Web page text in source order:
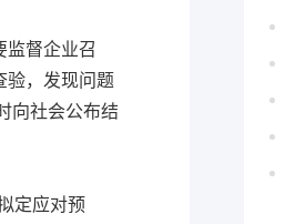
监督企业召
验，发现问题
向社会公布结
定应对预